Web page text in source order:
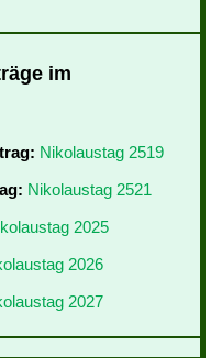
im
Nikolaustag 2519
Nikolaustag 2521
2025
2026
2027